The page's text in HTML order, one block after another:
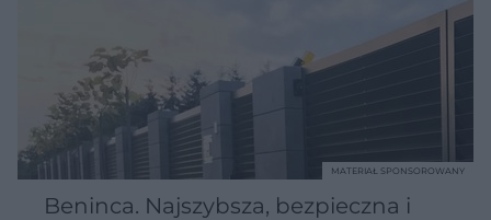
Beninca. Najszybsza, bezpieczna i
MATERIAŁ SPONSOROWANY